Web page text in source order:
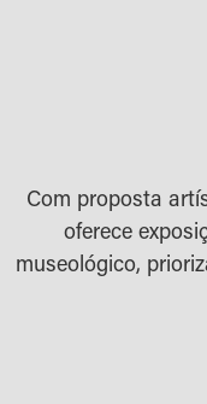
Com proposta
oferece
museológico,